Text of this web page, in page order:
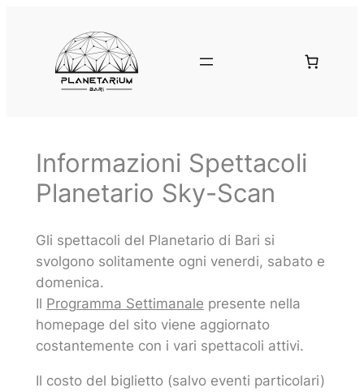
contenuto
Informazioni Spettacoli
Planetario Sky-Scan
Gli spettacoli del Planetario di Bari si
svolgono solitamente ogni venerdi, sabato e
domenica.
Il Programma Settimanale presente nella
homepage del sito viene aggiornato
costantemente con i vari spettacoli attivi.
Il costo del biglietto (salvo eventi particolari)